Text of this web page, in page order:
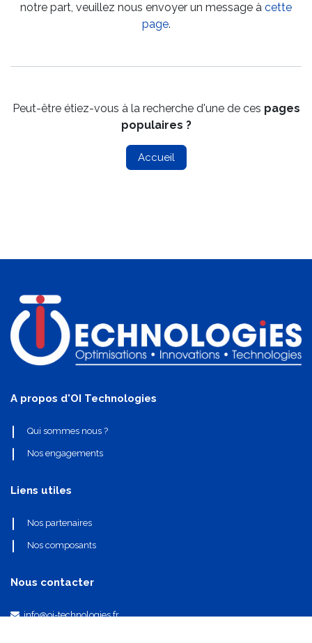
notre part, veuillez nous envoyer un message à cette
page.
Peut-être étiez-vous à la recherche d'une de ces pages
populaires ?
Accueil
A propos d'OI Technologies
Qui sommes nous ?
Nos engagements
Liens utiles
Nos partenaires
Nos composants
Nous contacter
info@oi-technologies.fr